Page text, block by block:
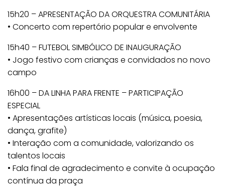
15h20 – APRESENTAÇÃO DA ORQUESTRA COMUNITÁRIA
• Concerto com repertório popular e envolvente
15h40 – FUTEBOL SIMBÓLICO DE INAUGURAÇÃO
• Jogo festivo com crianças e convidados no novo
campo
16h00 – DA LINHA PARA FRENTE – PARTICIPAÇÃO
ESPECIAL
• Apresentações artísticas locais (música, poesia,
dança, grafite)
• Interação com a comunidade, valorizando os
talentos locais
• Fala final de agradecimento e convite à ocupação
contínua da praça